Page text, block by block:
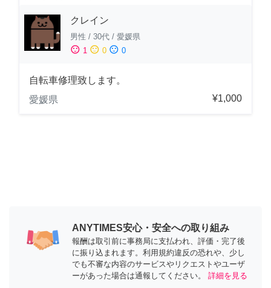
クレイン
男性 / 30代 / 愛媛県
sentiment_satisfied 1 sentiment_neutral 0 sentiment_dissatisfied 0
自転車修理致します。
愛媛県
¥1,000
ANYTIMES安心・安全への取り組み
報酬は取引前に事務局に支払われ、評価・完了後
に振り込まれます。利用規約違反の恐れや、少し
でも不審な内容のサービスやリクエストやユーザ
ーがあった場合は通報してください。
詳細を見る